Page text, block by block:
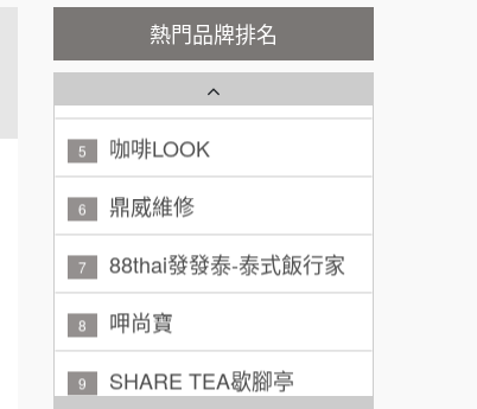
熱門品牌排名
潮鍋癮
5 咖啡LOOK
6 鼎威維修
7 88thai發發泰-泰式飯行家
8 呷尚寶
9 SHARE TEA歇腳亭
10 TEA TOP台灣第一味
廖 先生/小姐
加盟預算 200萬~300萬
黃 先生/小姐 台北市
加盟預算 100萬~150萬
林 先生/小姐 屏東縣
加盟預算 100萬 ~ 200萬
吳 先生/小姐
加盟預算 100萬~200萬